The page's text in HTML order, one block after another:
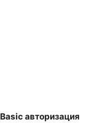
Basic авторизация